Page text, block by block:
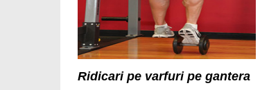
Ridicari pe varfuri pe gantera